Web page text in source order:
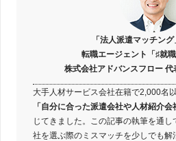
「法人派遣マッチン
転職エージェント「♯就
株式会社アドバンスフロー 代
大手人材サービス会社在籍で2,000名
「自分に合った派遣会社や人材紹介会
じてきました。この記事の執筆を通
社を選ぶ際のミスマッチを少しでも解